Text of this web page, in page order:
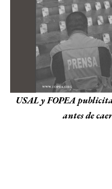
USAL y FOPEA
antes de